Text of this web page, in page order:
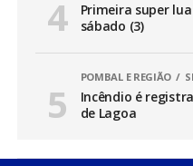
Primeira super
sábado (3)
POMBAL E REGIÃO
Incêndio é
de Lagoa